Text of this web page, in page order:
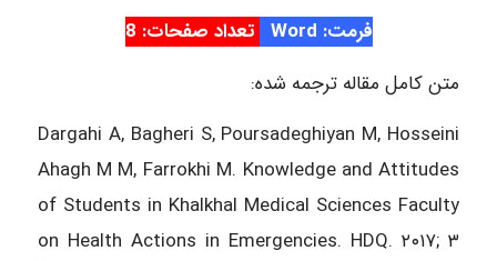
فرمت: Word
تعداد صفحات: 8
متن کامل مقاله ترجمه شده:
Dargahi A, Bagheri S, Poursadeghiyan M, Hosseini
Ahagh M M, Farrokhi M. Knowledge and Attitudes
of Students in Khalkhal Medical Sciences Faculty
on Health Actions in Emergencies. HDQ. ۲۰۱۷; ۳